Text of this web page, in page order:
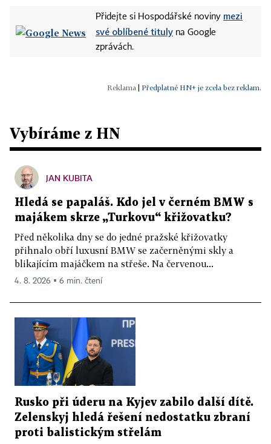
Přidejte si Hospodářské noviny mezi
své oblíbené tituly na Google
zprávách.
Předplatné HN+ je zcela bez reklam.
Vybíráme z HN
JAN KUBITA
Hledá se papaláš. Kdo jel v černém BMW s
majákem skrze „Turkovu“ křižovatku?
Před několika dny se do jedné pražské křižovatky
přihnalo obří luxusní BMW se začerněnými skly a
blikajícím majáčkem na střeše. Na červenou...
4. 8. 2026 ▪ 6 min. čtení
Rusko při úderu na Kyjev zabilo další dítě.
Zelenskyj hledá řešení nedostatku zbraní
proti balistickým střelám